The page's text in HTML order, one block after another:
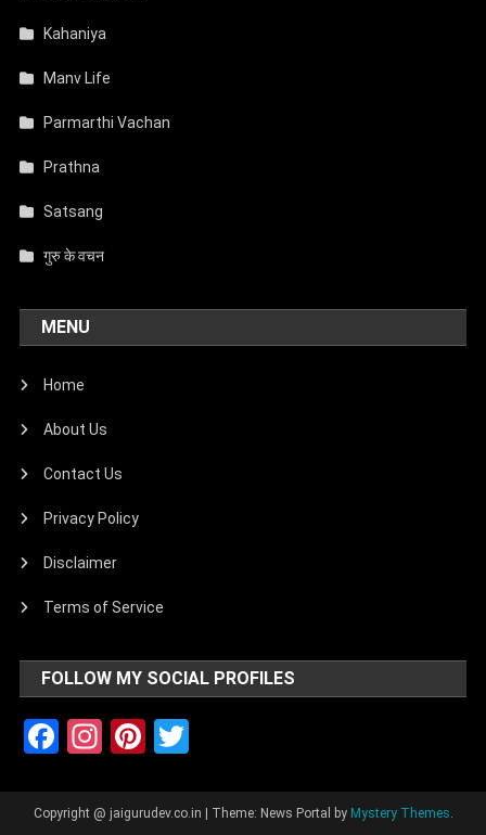
Kahaniya
Manv Life
Parmarthi Vachan
Prathna
Satsang
गुरु के वचन
MENU
Home
About Us
Contact Us
Privacy Policy
Disclaimer
Terms of Service
FOLLOW MY SOCIAL PROFILES
Facebook
Instagram
Pinterest
Copyright @ jaigurudev.co.in | Theme: News Portal by Mystery Themes